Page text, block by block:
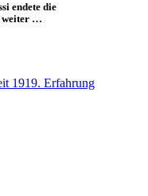
endete die
weiter …